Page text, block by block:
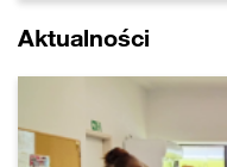
Aktualności